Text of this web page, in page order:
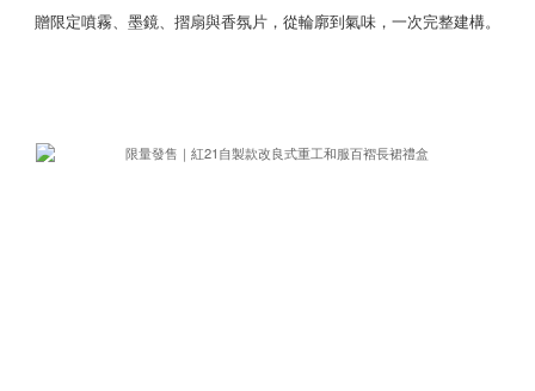
贈限定噴霧、墨鏡、摺扇與香氛片，從輪廓到氣味，一次完整建構。